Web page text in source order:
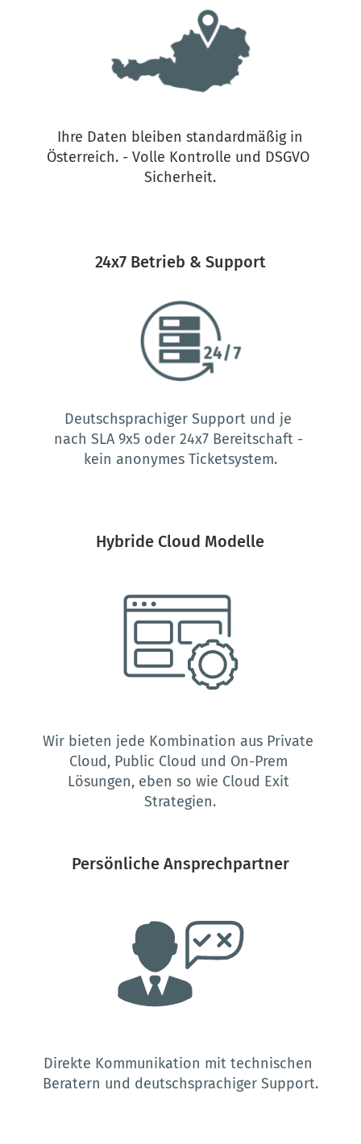
Ihre Daten bleiben standardmäßig in
Österreich. - Volle Kontrolle und DSGVO
Sicherheit.
24x7 Betrieb & Support
Deutschsprachiger Support und je
nach SLA 9x5 oder 24x7 Bereitschaft -
kein anonymes Ticketsystem.
Hybride Cloud Modelle
Wir bieten jede Kombination aus Private
Cloud, Public Cloud und On-Prem
Lösungen, eben so wie Cloud Exit
Strategien.
Persönliche Ansprechpartner
Direkte Kommunikation mit technischen
Beratern und deutschsprachiger Support.